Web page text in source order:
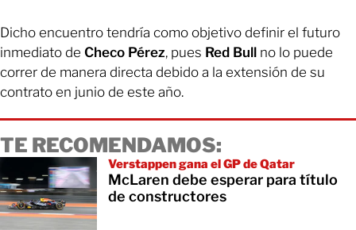
Dicho encuentro tendría como objetivo definir el futuro
inmediato de Checo Pérez, pues Red Bull no lo puede
correr de manera directa debido a la extensión de su
contrato en junio de este año.
TE RECOMENDAMOS:
Verstappen gana el GP de Qatar
McLaren debe esperar para título
de constructores